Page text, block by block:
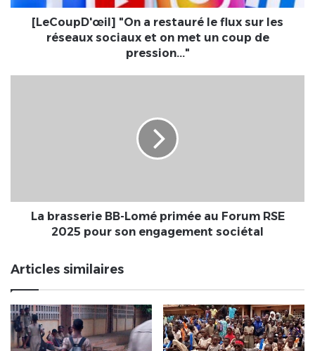
réseaux
sociaux[LeCoupD'œil] "On a restauré le flux sur les
réseaux sociaux et on met un coup de
pression..."
2025
La brasserie BB-Lomé primée au Forum RSE
2025 pour son engagement sociétal
Articles similaires